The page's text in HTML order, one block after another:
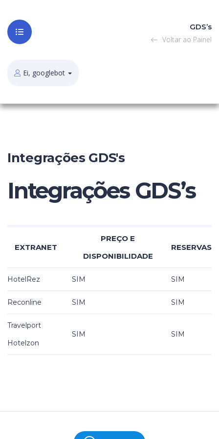
GDS’s
Voltar ao Painel
Ei, googlebot
Integrações GDS's
Integrações GDS’s
EXTRANET
PREÇO E
DISPONIBILIDADE
RESERVAS
HotelRez SIM SIM
Reconline SIM SIM
Travelport
Hotelzon
SIM SIM